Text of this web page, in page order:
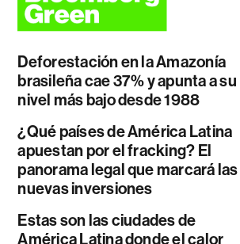
Deforestación en la Amazonía
brasileña cae 37% y apunta a su
nivel más bajo desde 1988
¿Qué países de América Latina
apuestan por el fracking? El
panorama legal que marcará las
nuevas inversiones
Estas son las ciudades de
América Latina donde el calor